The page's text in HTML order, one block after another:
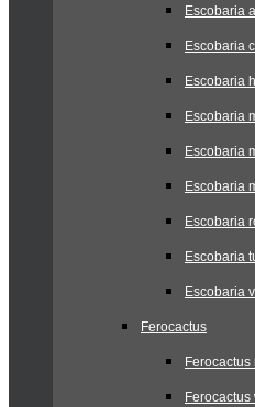
Escobaria
Escobaria
Escobaria
Escobaria
Escobaria
Escobaria
Escobaria
Escobaria
Escobaria
Ferocactus